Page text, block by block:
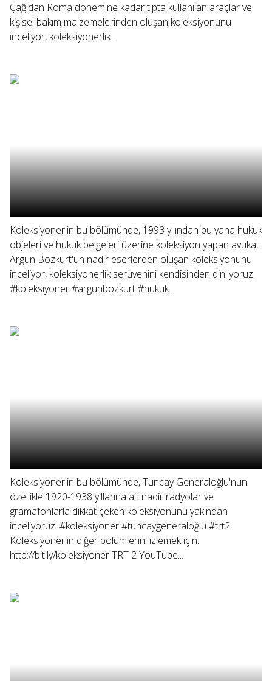
Çağ'dan Roma dönemine kadar tıpta kullanılan araçlar ve
kişisel bakım malzemelerinden oluşan koleksiyonunu
inceliyor, koleksiyonerlik...
Koleksiyoner'in bu bölümünde, 1993 yılından bu yana hukuk
objeleri ve hukuk belgeleri üzerine koleksiyon yapan avukat
Argun Bozkurt'un nadir eserlerden oluşan koleksiyonunu
inceliyor, koleksiyonerlik serüvenini kendisinden dinliyoruz.
#koleksiyoner #argunbozkurt #hukuk...
Koleksiyoner'in bu bölümünde, Tuncay Generaloğlu'nun
özellikle 1920-1938 yıllarına ait nadir radyolar ve
gramafonlarla dikkat çeken koleksiyonunu yakından
inceliyoruz. #koleksiyoner #tuncaygeneraloğlu #trt2
Koleksiyoner'in diğer bölümlerini izlemek için:
http://bit.ly/koleksiyoner TRT 2 YouTube...